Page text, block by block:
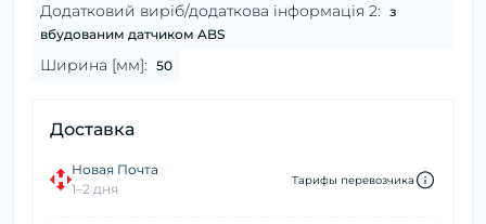
Додатковий виріб/додаткова інформація 2: з
вбудованим датчиком ABS
Ширина [мм]: 50
Доставка
Новая Почта
1–2 дня
Тарифы перевозчика